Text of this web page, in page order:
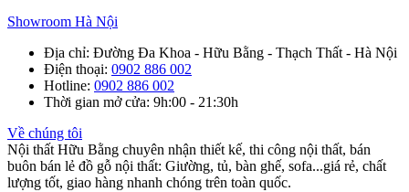
Showroom Hà Nội
Địa chỉ: Đường Đa Khoa - Hữu Bằng - Thạch Thất - Hà Nội
Điện thoại: 0902 886 002
Hotline: 0902 886 002
Thời gian mở cửa: 9h:00 - 21:30h
Về chúng tôi
Nội thất Hữu Bằng chuyên nhận thiết kế, thi công nội thất, bán
buôn bán lẻ đồ gỗ nội thất: Giường, tủ, bàn ghế, sofa...giá rẻ, chất
lượng tốt, giao hàng nhanh chóng trên toàn quốc.